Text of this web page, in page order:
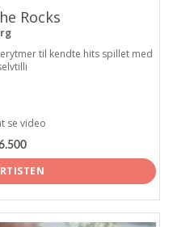
Rocks
til kendte hits spillet med
se video